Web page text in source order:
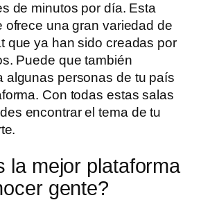
de minutos por día. Esta
ofrece una gran variedad de
que ya han sido creadas por
Puede que también
algunas personas de tu país
Con todas estas salas
encontrar el tema de tu
la mejor plataforma
gente?